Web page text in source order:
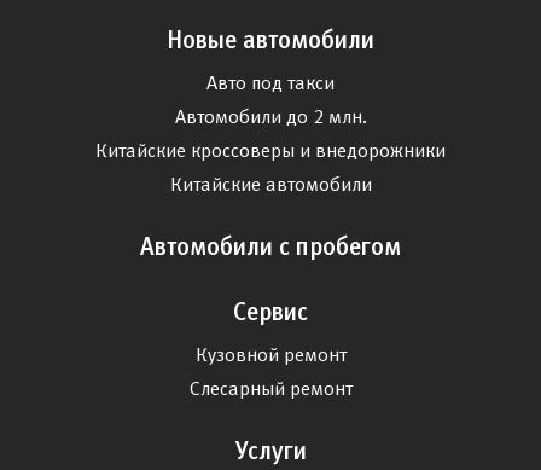
Новые автомобили
Авто под такси
Автомобили до 2 млн.
Китайские кроссоверы и внедорожники
Китайские автомобили
Автомобили с пробегом
Сервис
Кузовной ремонт
Слесарный ремонт
Услуги